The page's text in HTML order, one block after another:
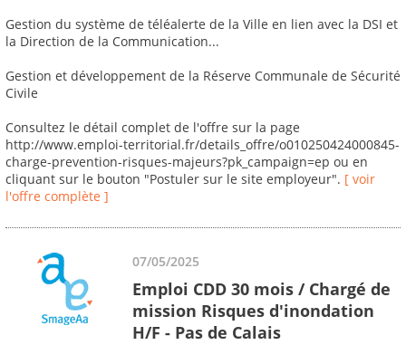
Gestion du système de téléalerte de la Ville en lien avec la DSI et
la Direction de la Communication...
Gestion et développement de la Réserve Communale de Sécurité
Civile
Consultez le détail complet de l'offre sur la page
http://www.emploi-territorial.fr/details_offre/o010250424000845-
charge-prevention-risques-majeurs?pk_campaign=ep ou en
cliquant sur le bouton "Postuler sur le site employeur". [ voir
l'offre complète ]
07/05/2025
Emploi CDD 30 mois / Chargé de
mission Risques d'inondation
H/F - Pas de Calais